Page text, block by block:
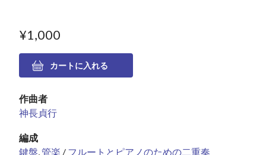
¥1,000
作曲者
神長貞行
編成
鍵盤,管楽 / フルートとピアノのための二重奏